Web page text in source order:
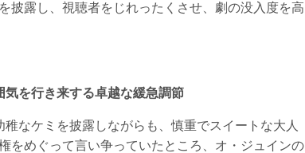
披露し、視聴者をじれったくさせ、劇の没入度を高
を行き来する卓越な緩急調節
なケミを披露しながらも、慎重でスイートな大人
をめぐって言い争っていたところ、オ・ジュインの